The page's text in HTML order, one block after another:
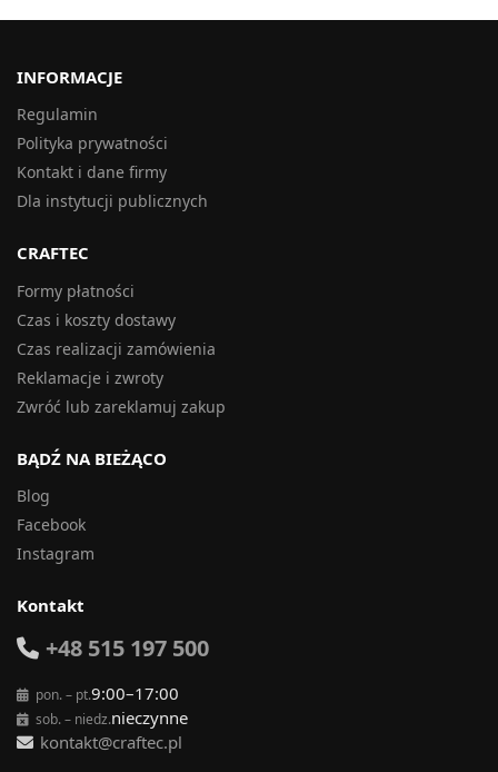
INFORMACJE
Regulamin
Polityka prywatności
Kontakt i dane firmy
Dla instytucji publicznych
CRAFTEC
Formy płatności
Czas i koszty dostawy
Czas realizacji zamówienia
Reklamacje i zwroty
Zwróć lub zareklamuj zakup
BĄDŹ NA BIEŻĄCO
Blog
Facebook
Instagram
Kontakt
+48 515 197 500
pon. – pt.9:00–17:00
sob. – niedz.nieczynne
kontakt@craftec.pl